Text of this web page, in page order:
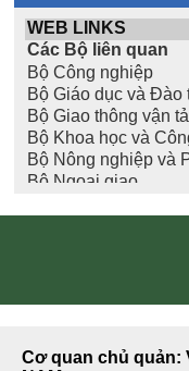
Cơ quan chủ quản: